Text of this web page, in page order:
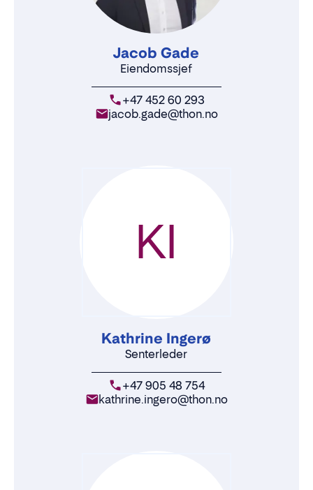
Jacob Gade
Eiendomssjef
+47 452 60 293
jacob.gade@thon.no
Kathrine Ingerø
Senterleder
+47 905 48 754
kathrine.ingero@thon.no
KI